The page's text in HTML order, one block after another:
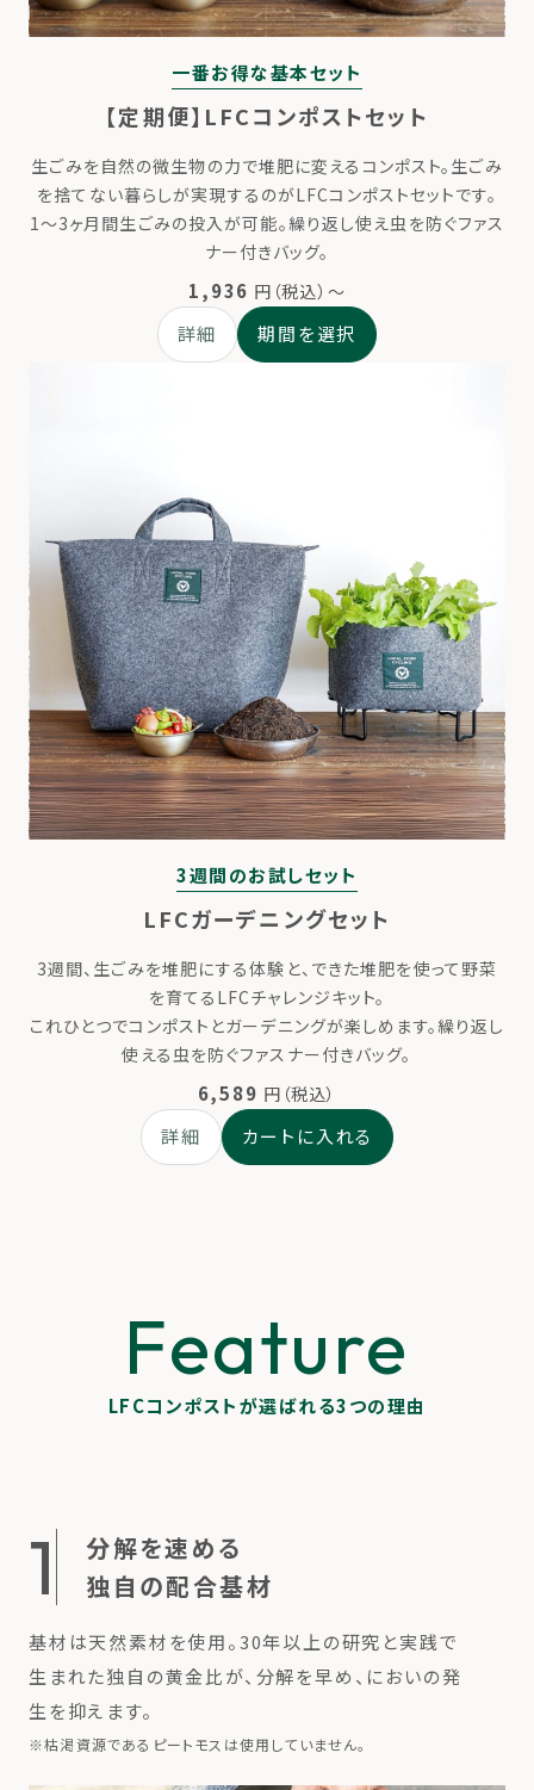
一番お得な基本セット
【定期便】LFCコンポストセット
生ごみを自然の微生物の力で堆肥に変えるコンポスト。生ごみ
を捨てない暮らしが実現するのがLFCコンポストセットです。
1〜3ヶ月間生ごみの投入が可能。繰り返し使え虫を防ぐファス
ナー付きバッグ。
1,936 円（税込）～
詳細 期間を選択
3週間のお試しセット
LFCガーデニングセット
3週間、生ごみを堆肥にする体験と、できた堆肥を使って野菜
を育てるLFCチャレンジキット。
これひとつでコンポストとガーデニングが楽しめます。繰り返し
使える虫を防ぐファスナー付きバッグ。
6,589 円（税込）
詳細 カートに入れる
Feature
LFCコンポストが選ばれる3つの理由
1
分解を速める
独自の配合基材
基材は天然素材を使用。30年以上の研究と実践で
生まれた独自の黄金比が、分解を早め、においの発
生を抑えます。
※枯渇資源であるピートモスは使用していません。